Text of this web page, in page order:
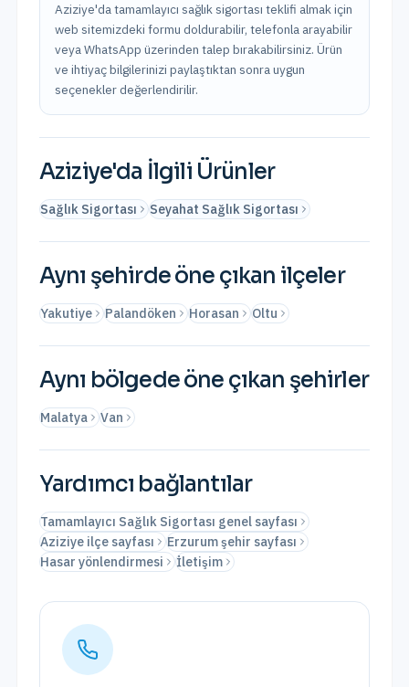
Aziziye'da tamamlayıcı sağlık sigortası teklifi almak için
web sitemizdeki formu doldurabilir, telefonla arayabilir
veya WhatsApp üzerinden talep bırakabilirsiniz. Ürün
ve ihtiyaç bilgilerinizi paylaştıktan sonra uygun
seçenekler değerlendirilir.
Aziziye'da İlgili Ürünler
Sağlık Sigortası Seyahat Sağlık Sigortası
Aynı şehirde öne çıkan ilçeler
Yakutiye Palandöken Horasan Oltu
Aynı bölgede öne çıkan şehirler
Malatya Van
Yardımcı bağlantılar
Tamamlayıcı Sağlık Sigortası genel sayfası
Aziziye ilçe sayfası
Erzurum şehir sayfası
Hasar yönlendirmesi
İletişim